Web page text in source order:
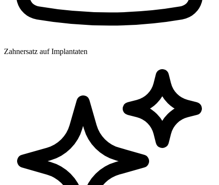
Zahnersatz auf Implantaten